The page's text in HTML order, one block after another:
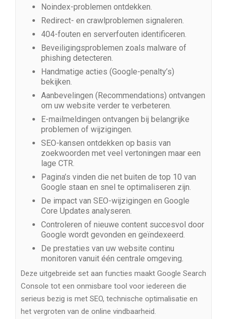
Noindex-problemen ontdekken.
Redirect- en crawlproblemen signaleren.
404-fouten en serverfouten identificeren.
Beveiligingsproblemen zoals malware of
phishing detecteren.
Handmatige acties (Google-penalty’s)
bekijken.
Aanbevelingen (Recommendations) ontvangen
om uw website verder te verbeteren.
E-mailmeldingen ontvangen bij belangrijke
problemen of wijzigingen.
SEO-kansen ontdekken op basis van
zoekwoorden met veel vertoningen maar een
lage CTR.
Pagina’s vinden die net buiten de top 10 van
Google staan en snel te optimaliseren zijn.
De impact van SEO-wijzigingen en Google
Core Updates analyseren.
Controleren of nieuwe content succesvol door
Google wordt gevonden en geïndexeerd.
De prestaties van uw website continu
monitoren vanuit één centrale omgeving.
Deze uitgebreide set aan functies maakt Google Search
Console tot een onmisbare tool voor iedereen die
serieus bezig is met SEO, technische optimalisatie en
het vergroten van de online vindbaarheid.